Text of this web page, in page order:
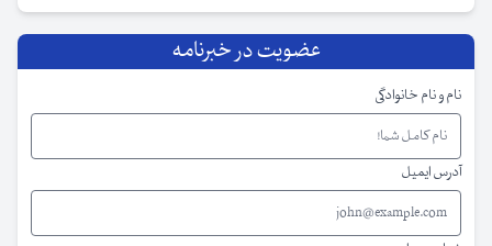
عضویت در خبرنامه
نام و نام خانوادگی
آدرس ایمیل